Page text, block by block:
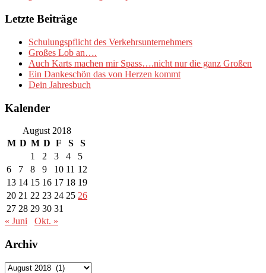
Letzte Beiträge
Schulungspflicht des Verkehrsunternehmers
Großes Lob an….
Auch Karts machen mir Spass….nicht nur die ganz Großen
Ein Dankeschön das von Herzen kommt
Dein Jahresbuch
Kalender
August 2018
M D M D F S
S
1
2 3 4
5
6
7 8 9 10 11 12
13 14 15 16 17 18 19
20 21 22 23 24 25 26
27 28 29 30 31
« Juni
Okt. »
Archiv
Archiv